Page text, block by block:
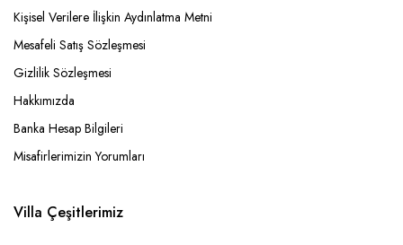
Kişisel Verilere İlişkin Aydınlatma Metni
Mesafeli Satış Sözleşmesi
Gizlilik Sözleşmesi
Hakkımızda
Banka Hesap Bilgileri
Misafirlerimizin Yorumları
Villa Çeşitlerimiz